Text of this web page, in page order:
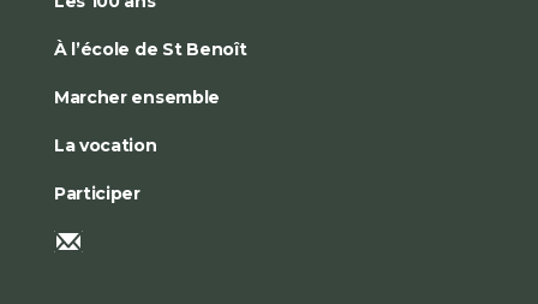
À l’école de St Benoît
Marcher ensemble
La vocation
Participer